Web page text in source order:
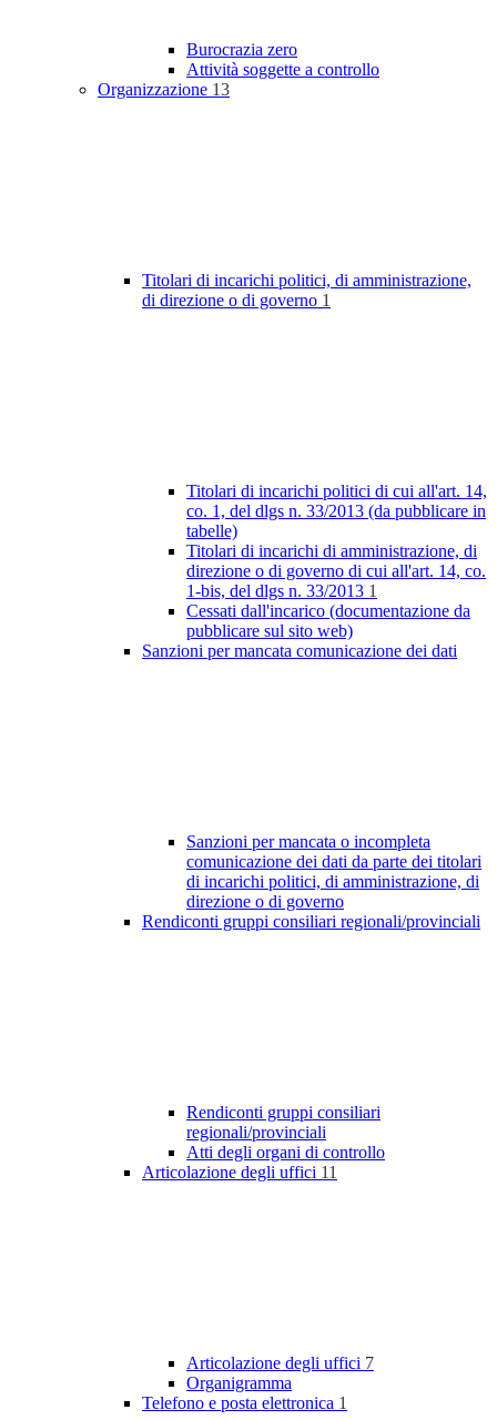
Burocrazia zero
Attività soggette a controllo
Organizzazione 13
Titolari di incarichi politici, di amministrazione,
di direzione o di governo 1
Titolari di incarichi politici di cui all'art. 14,
co. 1, del dlgs n. 33/2013 (da pubblicare in
tabelle)
Titolari di incarichi di amministrazione, di
direzione o di governo di cui all'art. 14, co.
1-bis, del dlgs n. 33/2013 1
Cessati dall'incarico (documentazione da
pubblicare sul sito web)
Sanzioni per mancata comunicazione dei dati
Sanzioni per mancata o incompleta
comunicazione dei dati da parte dei titolari
di incarichi politici, di amministrazione, di
direzione o di governo
Rendiconti gruppi consiliari regionali/provinciali
Rendiconti gruppi consiliari
regionali/provinciali
Atti degli organi di controllo
Articolazione degli uffici 11
Articolazione degli uffici 7
Organigramma
Telefono e posta elettronica 1